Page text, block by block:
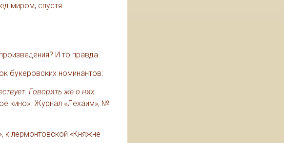
миром, спустя
И то правда.
букеровских номинантов:
Говорить же о них
кино». Журнал «Лехаим», №
к лермонтовской «Княжне